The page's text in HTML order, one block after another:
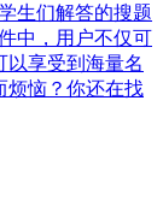
生们解答的搜题
中，用户不仅可
以享受到海量名
烦恼？你还在找